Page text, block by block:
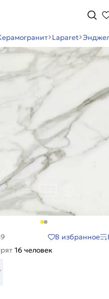
Laparet
В избранное
16 человек